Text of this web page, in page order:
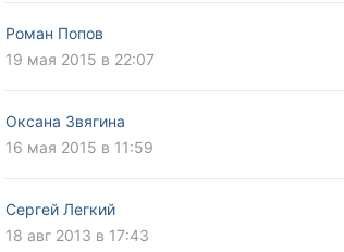
Роман Попов
19 мая 2015 в 22:07
Оксана Звягина
16 мая 2015 в 11:59
Сергей Легкий
18 авг 2013 в 17:43